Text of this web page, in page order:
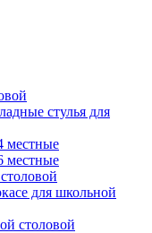
стулья для
местные
местные
для школьной
столовой